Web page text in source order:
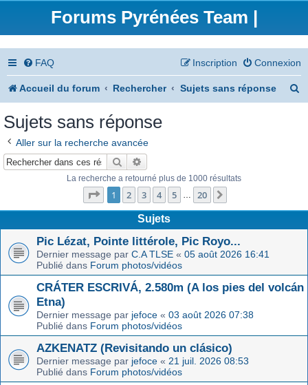
Forums Pyrénées Team |
FAQ Connexion
Inscription
Accueil du forum Rechercher Sujets sans réponse
Sujets sans réponse
Aller sur la recherche avancée
Rechercher
La recherche a retourné plus de 1000 résultats
Page 1sur20
1 2 3 4 5 … 20
Sujets
Pic Lézat, Pointe littérole, Pic Royo...
Dernier message par C.A TLSE « 05 août 2026 16:41
Publié dans Forum photos/vidéos
CRÁTER ESCRIVÁ, 2.580m (A los pies del volcán
Etna)
Dernier message par jefoce « 03 août 2026 07:38
Publié dans Forum photos/vidéos
AZKENATZ (Revisitando un clásico)
Dernier message par jefoce « 21 juil. 2026 08:53
Publié dans Forum photos/vidéos